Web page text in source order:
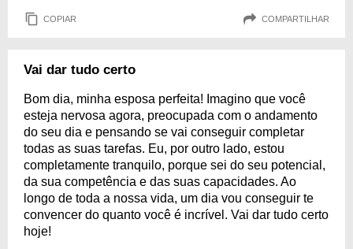
COPIAR COMPARTILHAR
Vai dar tudo certo
Bom dia, minha esposa perfeita! Imagino que você
esteja nervosa agora, preocupada com o andamento
do seu dia e pensando se vai conseguir completar
todas as suas tarefas. Eu, por outro lado, estou
completamente tranquilo, porque sei do seu potencial,
da sua competência e das suas capacidades. Ao
longo de toda a nossa vida, um dia vou conseguir te
convencer do quanto você é incrível. Vai dar tudo certo
hoje!